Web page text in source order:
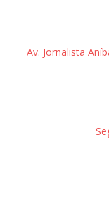
Av. Jornalista